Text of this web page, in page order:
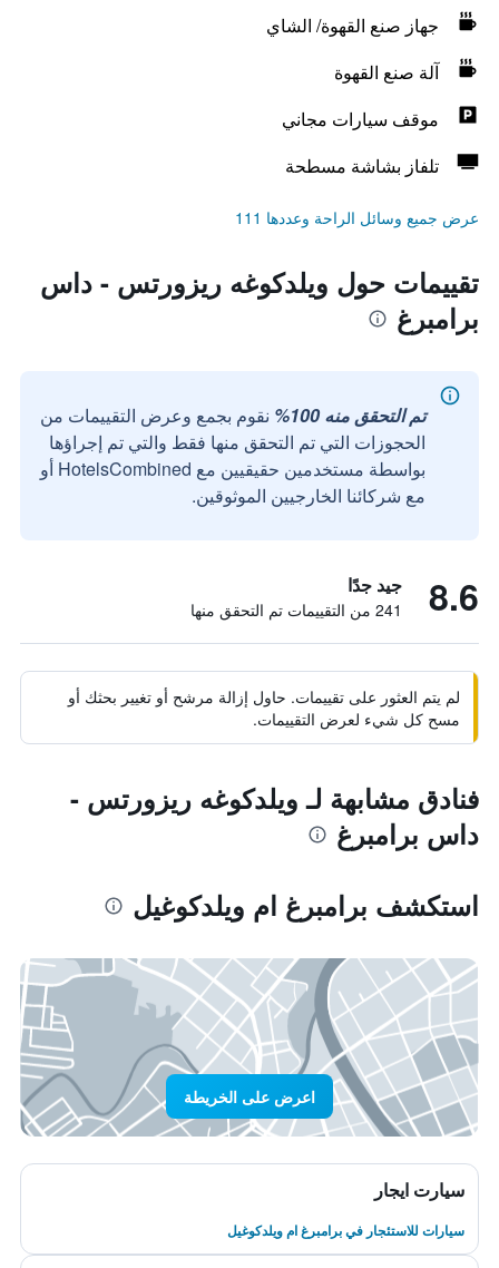
جهاز صنع القهوة/ الشاي
آلة صنع القهوة
موقف سيارات مجاني
تلفاز بشاشة مسطحة
عرض جميع وسائل الراحة وعددها 111
تقييمات حول ويلدكوغه ريزورتس - داس
برامبرغ
تم التحقق منه 100%
نقوم بجمع وعرض التقييمات من
الحجوزات التي تم التحقق منها فقط والتي تم إجراؤها
بواسطة مستخدمين حقيقيين مع HotelsCombined أو
مع شركائنا الخارجيين الموثوقين.
8.6 جيد جدًا
241 من التقييمات تم التحقق منها
لم يتم العثور على تقييمات. حاول إزالة مرشح أو تغيير بحثك أو
مسح كل شيء لعرض التقييمات.
فنادق مشابهة لـ ويلدكوغه ريزورتس -
داس برامبرغ
استكشف برامبرغ ام ويلدكوغيل
اعرض على الخريطة
سيارت ايجار
سيارات للاستئجار في برامبرغ ام ويلدكوغيل